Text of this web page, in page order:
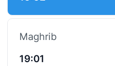
Maghrib
19:01